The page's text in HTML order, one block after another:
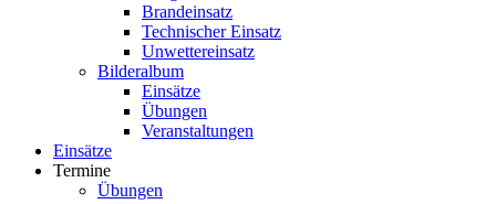
Brandeinsatz
Technischer Einsatz
Unwettereinsatz
Bilderalbum
Einsätze
Übungen
Veranstaltungen
Einsätze
Termine
Übungen